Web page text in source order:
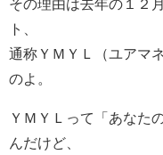
その理由は去年の１２
ト、
通称ＹＭＹＬ（ユアマ
のよ。
ＹＭＹＬって「あなた
んだけど、